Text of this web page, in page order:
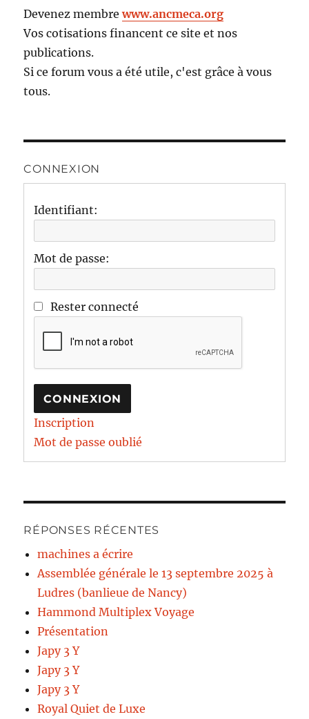
Devenez membrewww.ancmeca.org
Vos cotisations financent ce site et nos
publications.
Si ce forum vous a été utile, c'est grâce à vous
tous.
CONNEXION
Identifiant:
Mot de passe:
Rester connecté
CONNEXION
Inscription
Mot de passe oublié
RÉPONSES RÉCENTES
machines a écrire
Assemblée générale le 13 septembre 2025 à
Ludres (banlieue de Nancy)
Hammond Multiplex Voyage
Présentation
Japy 3 Y
Japy 3 Y
Japy 3 Y
Royal Quiet de Luxe